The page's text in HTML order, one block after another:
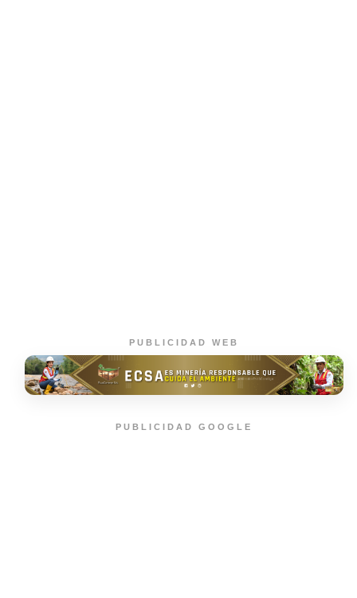
PUBLICIDAD WEB
PUBLICIDAD GOOGLE